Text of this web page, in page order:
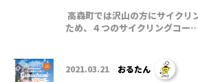
高森町では沢山の方にサイクリ
ため、４つのサイクリングコー
2021.03.21 おるたん